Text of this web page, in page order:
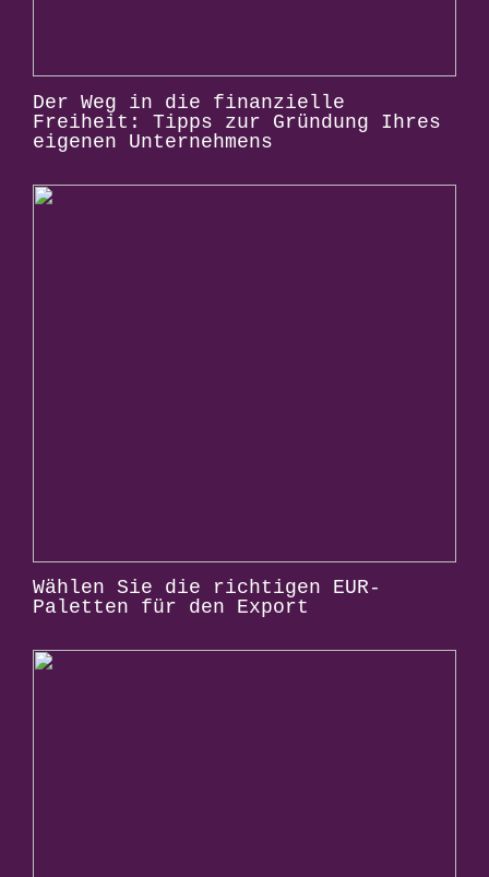
Der Weg in die finanzielle
Freiheit: Tipps zur Gründung Ihres
eigenen Unternehmens
Wählen Sie die richtigen EUR-
Paletten für den Export